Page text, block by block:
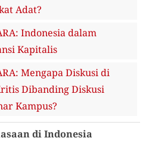
Adat?
Indonesia dalam
Kapitalis
Mengapa Diskusi di
Dibanding Diskusi
Kampus?
di Indonesia